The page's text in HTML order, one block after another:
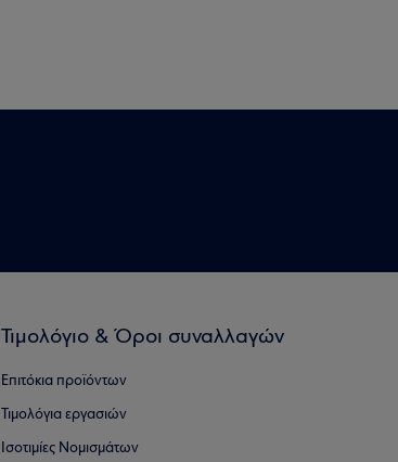
Τιμολόγιο & Όροι συναλλαγών
Επιτόκια προϊόντων
Τιμολόγια εργασιών
Ισοτιμίες Νομισμάτων